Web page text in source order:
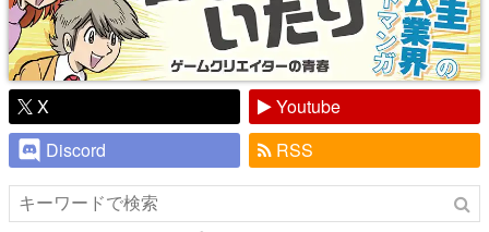
X
Youtube
Discord
RSS